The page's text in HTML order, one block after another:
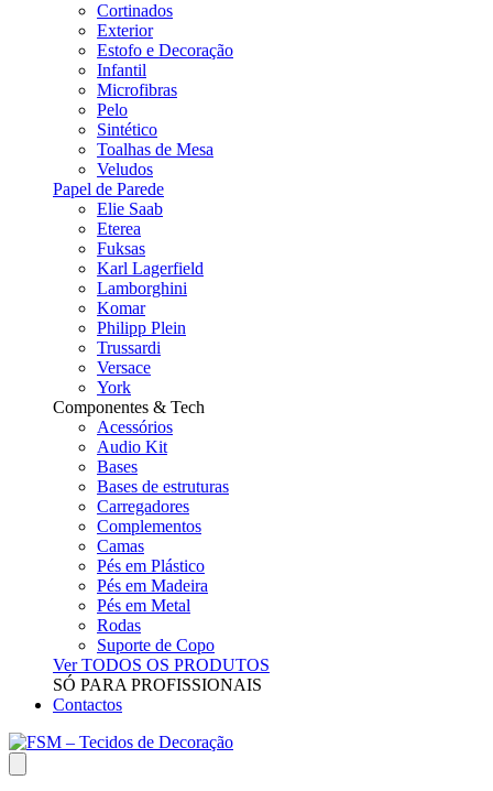
Cortinados
Exterior
Estofo e Decoração
Infantil
Microfibras
Pelo
Sintético
Toalhas de Mesa
Veludos
Papel de Parede
Elie Saab
Eterea
Fuksas
Karl Lagerfield
Lamborghini
Komar
Philipp Plein
Trussardi
Versace
York
Componentes & Tech
Acessórios
Audio Kit
Bases
Bases de estruturas
Carregadores
Complementos
Camas
Pés em Plástico
Pés em Madeira
Pés em Metal
Rodas
Suporte de Copo
Ver TODOS OS PRODUTOS
SÓ PARA PROFISSIONAIS
Contactos